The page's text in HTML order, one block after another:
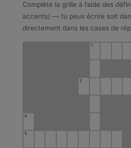
Complète la grille à l’aide des
accents) — tu peux écrire soit
directement dans les cases de
1
2
4
5